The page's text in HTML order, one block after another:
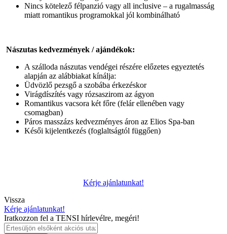
Nincs kötelező félpanzió vagy all inclusive – a rugalmasság
miatt romantikus programokkal jól kombinálható
Nászutas kedvezmények / ajándékok:
A szálloda nászutas vendégei részére előzetes egyeztetés
alapján az alábbiakat kínálja:
Üdvözlő pezsgő a szobába érkezéskor
Virágdíszítés vagy rózsaszirom az ágyon
Romantikus vacsora két főre (felár ellenében vagy
csomagban)
Páros masszázs kedvezményes áron az Elios Spa-ban
Késői kijelentkezés (foglaltságtól függően)
Kérje ajánlatunkat!
Vissza
Kérje ajánlatunkat!
Iratkozzon fel a TENSI hírlevélre, megéri!